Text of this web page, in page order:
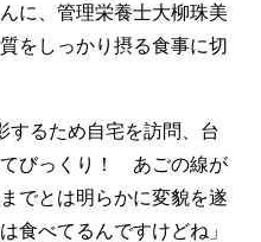
に、管理栄養士大柳珠美
をしっかり摂る食事に切
するため自宅を訪問、台
てびっくり！ あごの線が
でとは明らかに変貌を遂
食べてるんですけどね」